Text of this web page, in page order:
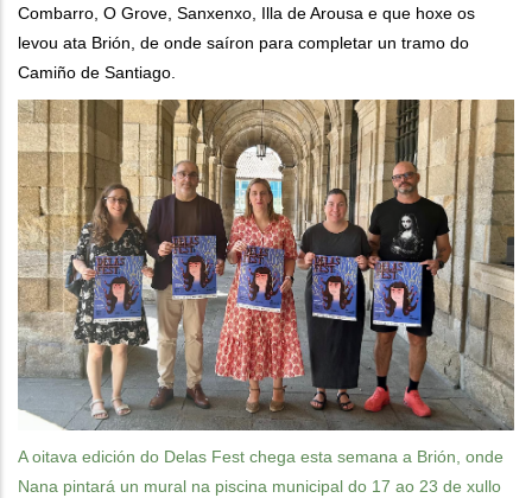
Combarro, O Grove, Sanxenxo, Illa de Arousa e que hoxe os
levou ata Brión, de onde saíron para completar un tramo do
Camiño de Santiago.
A oitava edición do Delas Fest chega esta semana a Brión, onde
Nana pintará un mural na piscina municipal do 17 ao 23 de xullo